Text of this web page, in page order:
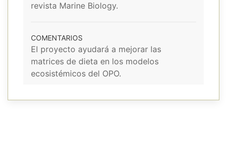
revista Marine Biology.
COMENTARIOS
El proyecto ayudará a mejorar las
matrices de dieta en los modelos
ecosistémicos del OPO.